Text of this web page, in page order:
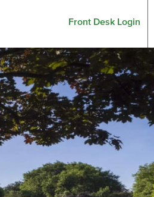
Front Desk Login